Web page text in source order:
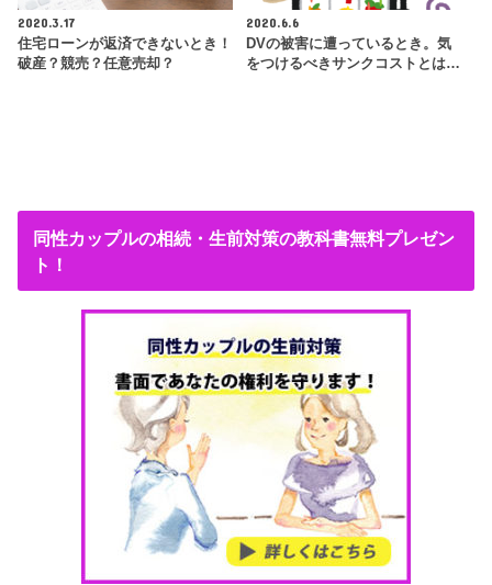
2020.3.17
住宅ローンが返済できないとき！
破産？競売？任意売却？
2020.6.6
DVの被害に遭っているとき。気
をつけるべきサンクコストとは…
同性カップルの相続・生前対策の教科書無料プレゼン
ト！